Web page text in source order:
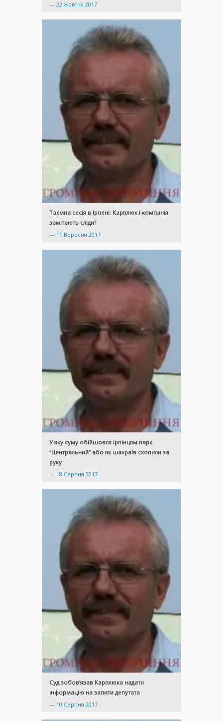
— 22 Жовтня 2017
Таємна сесія в Ірпені: Карплюк і компанія
замітають сліди?
— 11 Вересня 2017
У яку суму обійшовся ірпінцям парк
“Центральний” або як шахраїв схопили за
руку
— 18 Серпня 2017
Суд зобов’язав Карплюка надати
інформацію на запити депутата
— 10 Серпня 2017